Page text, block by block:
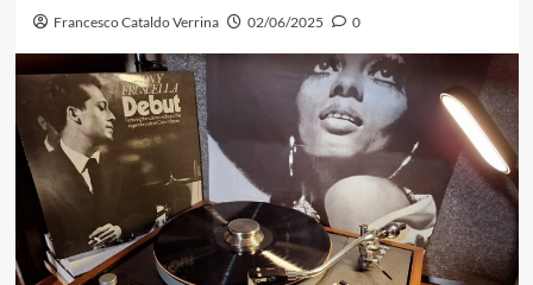
Francesco Cataldo Verrina 02/06/2025 0